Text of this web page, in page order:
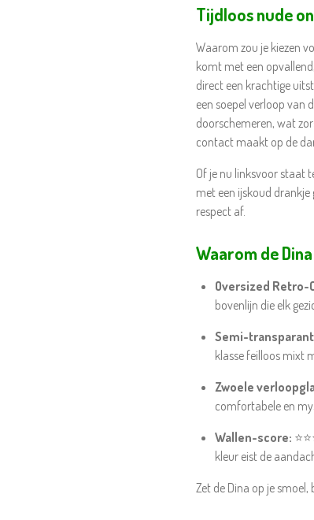
Tijdloos nude
Waarom zou je kiezen
komt met een
direct een krachtige
een soepel verloop van
doorschemeren, wat
contact maakt op de
Of je nu linksvoor staat
met een ijskoud
respect af.
Waarom de
Oversized Retro-
bovenlijn die elk
Semi-
klasse feilloos mixt
Zwoele
comfortabele en
Wallen-score:
kleur eist de
Zet de Dina op je